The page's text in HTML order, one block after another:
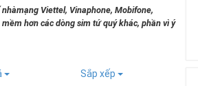
Viettel, Vinaphone, Mobifone,
hơn các dòng sim tứ quý khác, phần vì ý
Sắp xếp